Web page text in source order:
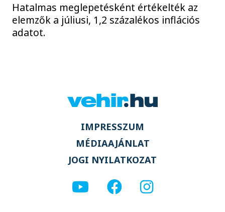
Hatalmas meglepetésként értékelték az
elemzők a júliusi, 1,2 százalékos inflációs
adatot.
IMPRESSZUM
MÉDIAAJÁNLAT
JOGI NYILATKOZAT